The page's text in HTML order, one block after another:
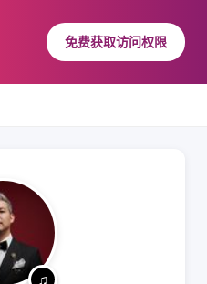
免费获取访问权限